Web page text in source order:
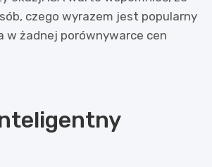
czego wyrazem jest popularny
w żadnej porównywarce cen